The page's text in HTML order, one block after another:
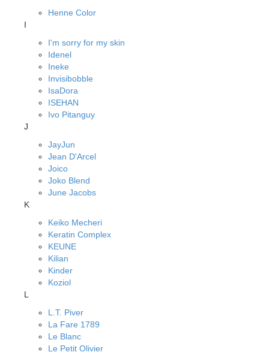
Henne Color
I
I'm sorry for my skin
Idenel
Ineke
Invisibobble
IsaDora
ISEHAN
Ivo Pitanguy
J
JayJun
Jean D'Arcel
Joico
Joko Blend
June Jacobs
K
Keiko Mecheri
Keratin Complex
KEUNE
Kilian
Kinder
Koziol
L
L.T. Piver
La Fare 1789
Le Blanc
Le Petit Olivier